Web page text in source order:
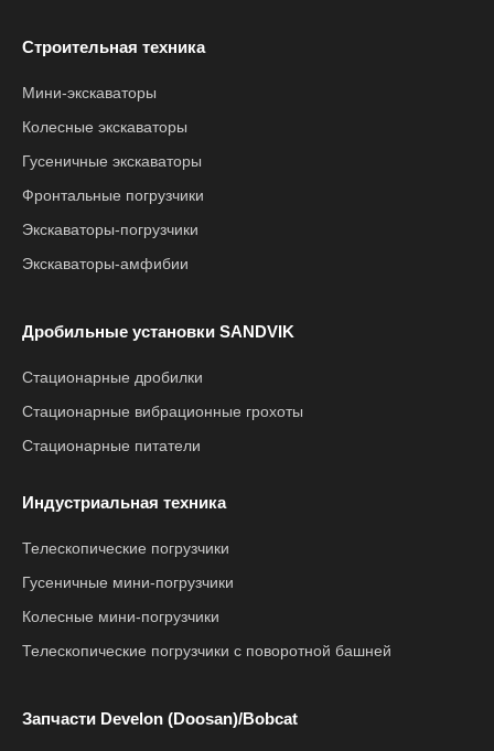
Строительная техника
Мини-экскаваторы
Колесные экскаваторы
Гусеничные экскаваторы
Фронтальные погрузчики
Экскаваторы-погрузчики
Экскаваторы-амфибии
Дробильные установки SANDVIK
Стационарные дробилки
Стационарные вибрационные грохоты
Стационарные питатели
Индустриальная техника
Телескопические погрузчики
Гусеничные мини-погрузчики
Колесные мини-погрузчики
Телескопические погрузчики с поворотной башней
Запчасти Develon (Doosan)/Bobcat